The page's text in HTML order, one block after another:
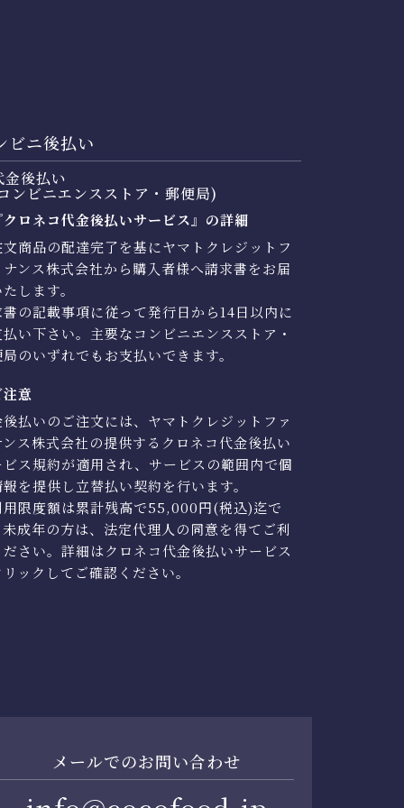
ビニ後払い
後払い
ンビニエンスストア・郵便局)
ロネコ代金後払いサービス』の詳細
文商品の配達完了を基にヤマトクレジットフ
ナンス株式会社から購入者様へ請求書をお届
します。
の記載事項に従って発行日から14日以内に
払い下さい。主要なコンビニエンスストア・
のいずれでもお支払いできます。
意
後払いのご注文には、ヤマトクレジットファ
ンス株式会社の提供するクロネコ代金後払い
ビス規約が適用され、サービスの範囲内で個
報を提供し立替払い契約を行います。
用限度額は累計残高で55,000円(税込)迄で
未成年の方は、法定代理人の同意を得てご利
ださい。詳細はクロネコ代金後払いサービス
ックしてご確認ください。
メールでのお問い合わせ